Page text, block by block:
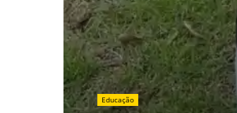
Educação